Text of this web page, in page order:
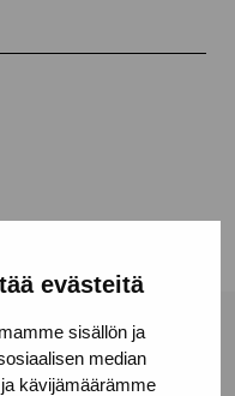
evästeitä
sisällön ja
median
kävijämäärämme